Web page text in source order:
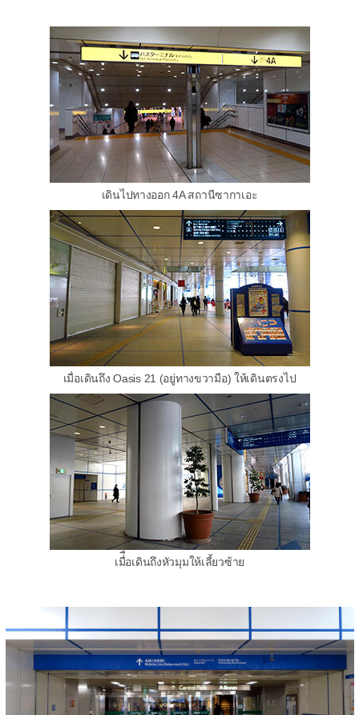
เดินไปทางออก 4A สถานีซากาเอะ
เมื่อเดินถึง Oasis 21 (อยู่ทางขวามือ) ให้เดินตรงไป
เมื่ื่อเดินถึงหัวมุมให้เลี้ยวซ้าย